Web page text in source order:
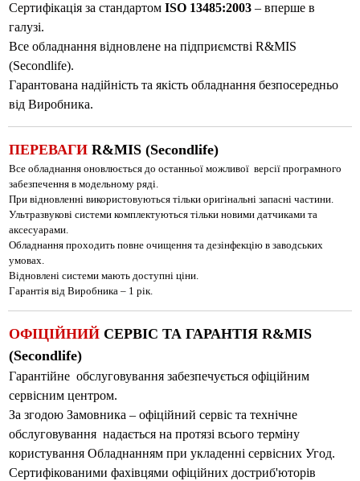
Сертифікація за стандартом ISO 13485:2003 – вперше в
галузі.
Все обладнання відновлене на підприємстві R&MIS
(Secondlife).
Гарантована надійність та якість обладнання безпосередньо
від Виробника.
ПЕРЕВАГИ R&MIS (Secondlife)
Все обладнання оновлюється до останньої можливої версії програмного
забезпечення в модельному ряді.
При відновленні використовуються тільки оригінальні запасні частини.
Ультразвукові системи комплектуються тільки новими датчиками та
аксесуарами.
Обладнання проходить повне очищення та дезінфекцію в заводських
умовах.
Відновлені системи мають доступні ціни.
Гарантія від Виробника – 1 рік.
ОФІЦІЙНИЙ СЕРВІС ТА ГАРАНТІЯ R&MIS
(Secondlife)
Гарантійне обслуговування забезпечується офіційним
сервісним центром.
За згодою Замовника – офіційний сервіс та технічне
обслуговування надається на протязі всього терміну
користування Обладнанням при укладенні сервісних Угод.
Сертифікованими фахівцями офіційних достриб'юторів